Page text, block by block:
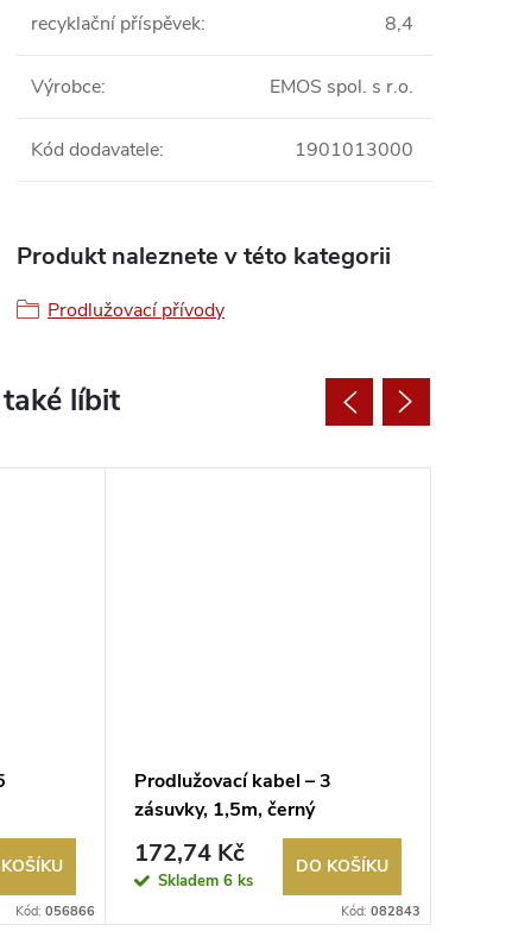
recyklační příspěvek: 8,4
Výrobce: EMOS spol. s r.o.
Kód dodavatele: 1901013000
Produkt naleznete v této kategorii
Prodlužovací přívody
Kód: 056866
Prodlužovací kabel – 3
zásuvky, 1,5m, černý
172,74 Kč
Skladem 6 ks
DO KOŠÍKU
Kód: 082843